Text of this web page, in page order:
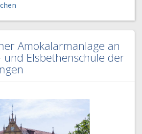
Amokalarmanlage an
und Elsbethenschule der